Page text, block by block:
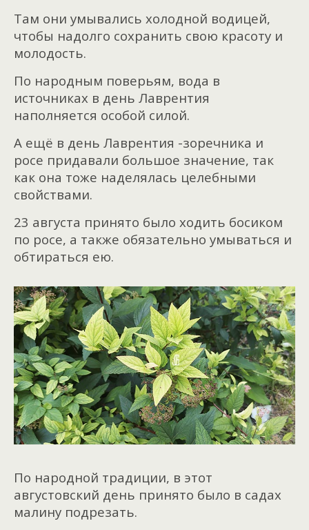
Там они умывались холодной водицей,
чтобы надолго сохранить свою красоту и
молодость.
По народным поверьям, вода в
источниках в день Лаврентия
наполняется особой силой.
А ещё в день Лаврентия -зоречника и
росе придавали большое значение, так
как она тоже наделялась целебными
свойствами.
23 августа принято было ходить босиком
по росе, а также обязательно умываться и
обтираться ею.
По народной традиции, в этот
августовский день принято было в садах
малину подрезать.